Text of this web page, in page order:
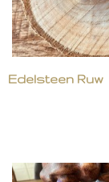
Edelsteen Ruw